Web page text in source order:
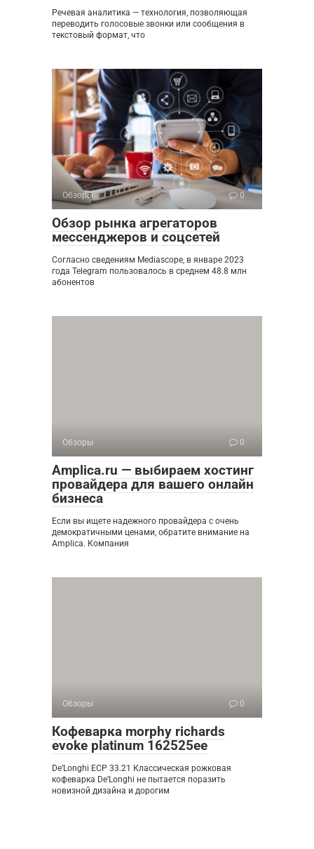
Речевая аналитика — технология, позволяющая
переводить голосовые звонки или сообщения в
текстовый формат, что
Обзоры 0
Обзор рынка агрегаторов
мессенджеров и соцсетей
Согласно сведениям Mediascope, в январе 2023
года Telegram пользовалось в среднем 48.8 млн
абонентов
Обзоры 0
Amplica.ru — выбираем хостинг
провайдера для вашего онлайн
бизнеса
Если вы ищете надежного провайдера с очень
демократичными ценами, обратите внимание на
Amplica. Компания
Обзоры 0
Кофеварка morphy richards
evoke platinum 162525ee
De’Longhi ECP 33.21 Классическая рожковая
кофеварка De’Longhi не пытается поразить
новизной дизайна и дорогим